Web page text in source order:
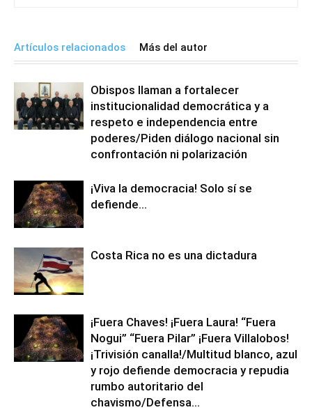
Artículos relacionados Más del autor
Obispos llaman a fortalecer
institucionalidad democrática y a
respeto e independencia entre
poderes/Piden diálogo nacional sin
confrontación ni polarización
¡Viva la democracia! Solo sí se
defiende…
Costa Rica no es una dictadura
¡Fuera Chaves! ¡Fuera Laura! “Fuera
Nogui” “Fuera Pilar” ¡Fuera Villalobos!
¡Trivisión canalla!/Multitud blanco, azul
y rojo defiende democracia y repudia
rumbo autoritario del
chavismo/Defensa...